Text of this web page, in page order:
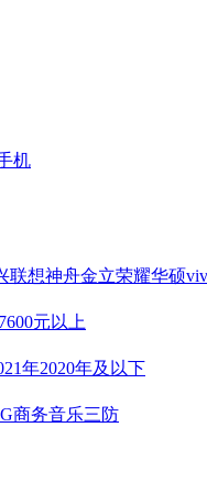
机
联想神舟金立荣耀华硕
7600元以上
年2020年及以下
商务音乐三防